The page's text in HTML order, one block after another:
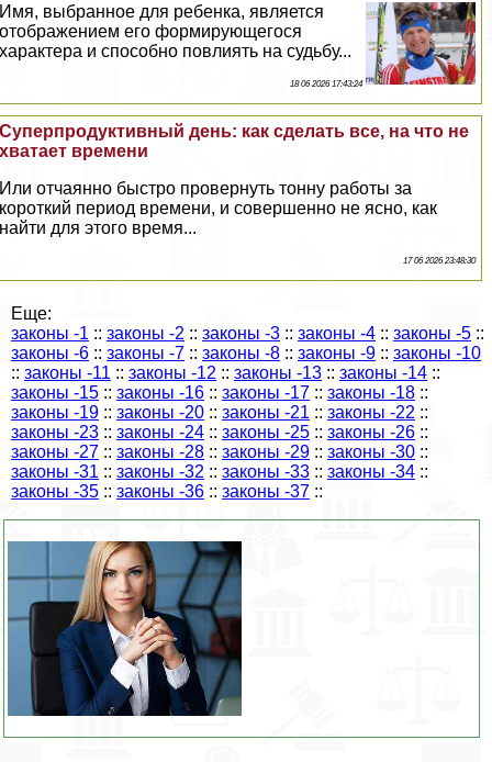
Имя, выбранное для ребенка, является
отображением его формирующегося
хаpaктера и способно повлиять на судьбу...
18 06 2026 17:43:24
Суперпродуктивный день: как сделать все, на что не
хватает времени
Или отчаянно быстро провернуть тонну работы за
короткий период времени, и совершенно не ясно, как
найти для этого время...
17 06 2026 23:48:30
Еще:
законы -1 :: законы -2 :: законы -3 :: законы -4 :: законы -5 ::
законы -6 :: законы -7 :: законы -8 :: законы -9 :: законы -10
:: законы -11 :: законы -12 :: законы -13 :: законы -14 ::
законы -15 :: законы -16 :: законы -17 :: законы -18 ::
законы -19 :: законы -20 :: законы -21 :: законы -22 ::
законы -23 :: законы -24 :: законы -25 :: законы -26 ::
законы -27 :: законы -28 :: законы -29 :: законы -30 ::
законы -31 :: законы -32 :: законы -33 :: законы -34 ::
законы -35 :: законы -36 :: законы -37 ::